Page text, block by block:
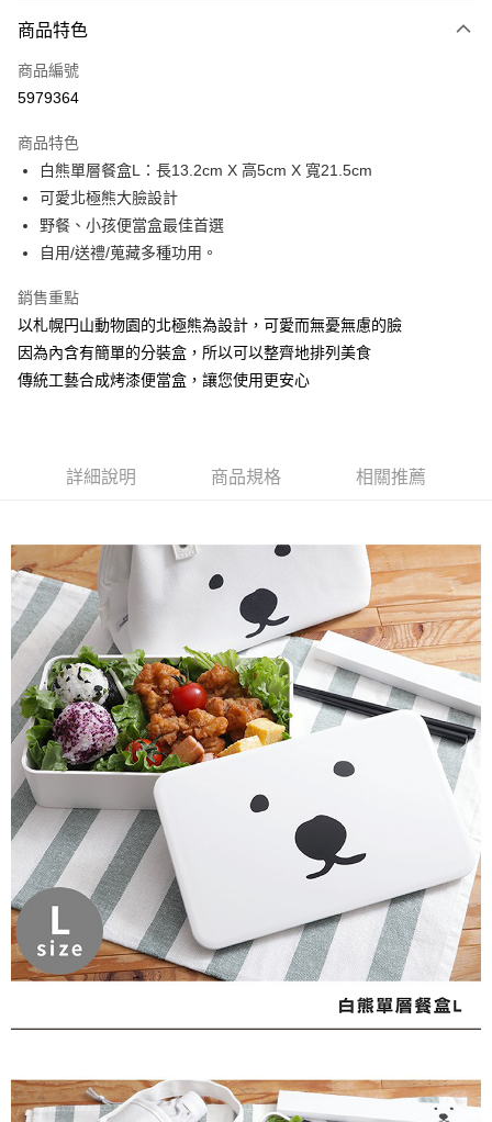
信用卡一次付款
超商取貨付款
Apple Pay
街口支付
悠遊付
AFTEE先享後付
相關說明
【關於「AFTEE先享後付」】
AFTEE先享後付是「在收到商品之後才付款」的支付方式。 讓您購物簡單
便利好安心！
【「AFTEE先享後付」結帳流程】
３．收到繳費通知簡訊後14天內，點擊此簡訊中的連結，可透過四大超商／
ATM／網路銀行／等多元方式進行付款，方視為交易完成。
※ 請注意：結帳手續完成當下不需立刻繳費，但若您需要取消訂單，請聯絡
購買商品的店家。未經商家同意取消之訂單仍視為有效，需透過AFTEE先享
後付繳納相關費用。
※ 交易是否成功請以「AFTEE先享後付 」之結帳頁面顯示為準，若有關於
是否繳費成功／繳費後需取消欲退款等相關疑問，請聯繫「AFTEE先享後付
客戶支援中心」https://netprotections.freshdesk.com/support/home
【注意事項】
１．透過由恩沛科技股份有限公司提供之「AFTEE先享後付」服務完成之交
易，需依本服務之必要範圍內提供個人資料，並將交易相關給付款項請求債
權轉讓予恩沛科技股份有限公司。
２．關於個人資料處理事宜，請瀏覽以下網址：
https://aftee.tw/terms/#terms3
３．未成年的使用者請事先徵得法定代理人或監護人之同意方可使用
「AFTEE先享後付」，若未經同意申辦者引起之損失，本公司不負相關責
任。
４．使用「AFTEE先享後付」時，將依據個別帳號之用戶狀況，依本公司即
時審查核予不同之上限額度；若仍有額度不足之情形，本公司將視審查結果
請求用戶進行身份認證。
５．嚴禁一人註冊多個帳號或使用他人資訊註冊。若發現惡意使用之情形，
ATM付款
每筆NT$100，滿NT$2,000(含以上)免運費
每筆NT$100，滿NT$2,000(含以上)免運費
711-貨到付款
每筆NT$100，滿NT$2,000(含以上)免運費
711-純取貨
每筆NT$100，滿NT$2,000(含以上)免運費
宅配到家
每筆NT$100
水清淨宅配
每筆NT$100，滿NT$2,000(含以上)免運費
商品特色
商品編號
5979364
商品特色
白熊單層餐盒L：長13.2cm X 高5cm X 寬21.5cm
可愛北極熊大臉設計
野餐、小孩便當盒最佳首選
自用/送禮/蒐藏多種功用。
銷售重點
以札幌円山動物園的北極熊為設計，可愛而無憂無慮的臉
因為內含有簡單的分裝盒，所以可以整齊地排列美食
傳統工藝合成烤漆便當盒，讓您使用更安心
詳細說明 商品規格 相關推薦